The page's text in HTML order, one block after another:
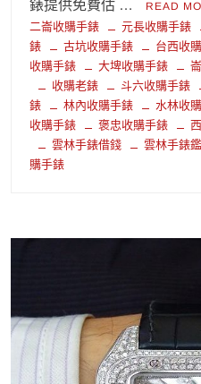
錶提供免費估 … READ
二崙收購手錶 元長收購手錶
錶
古坑收購手錶 台西收
收購手錶
大埤收購手錶
收購老錶
斗六收購手錶
錶
林內收購手錶 水林收
收購手錶
褒忠收購手錶
雲林手錶借錢
雲林手錶
購手錶